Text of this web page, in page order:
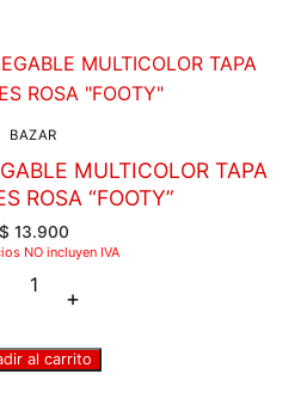
BAZAR
MULTICOLOR TAPA
ROSA “FOOTY”
$ 13.900
NO incluyen IVA
+
al carrito